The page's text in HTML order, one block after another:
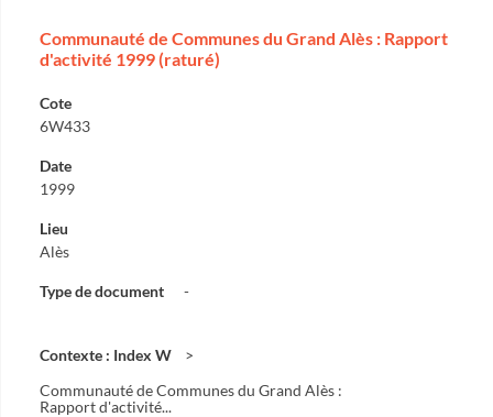
Communauté de Communes du Grand Alès : Rapport
d'activité 1999 (raturé)
Cote
6W433
Date
1999
Lieu
Alès
Type de document -
Contexte : Index W
Communauté de Communes du Grand Alès :
Rapport d'activité...